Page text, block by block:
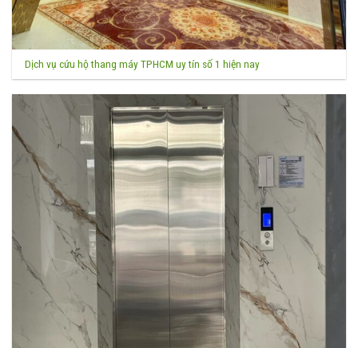
Dịch vụ cứu hộ thang máy TPHCM uy tín số 1 hiện nay